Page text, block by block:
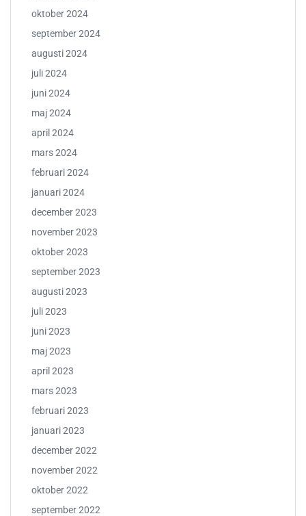
oktober 2024
september 2024
augusti 2024
juli 2024
juni 2024
maj 2024
april 2024
mars 2024
februari 2024
januari 2024
december 2023
november 2023
oktober 2023
september 2023
augusti 2023
juli 2023
juni 2023
maj 2023
april 2023
mars 2023
februari 2023
januari 2023
december 2022
november 2022
oktober 2022
september 2022